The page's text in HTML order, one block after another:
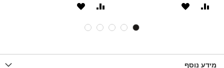
הוסף
ל-
להשוואה
הוסף
מידע נוסף